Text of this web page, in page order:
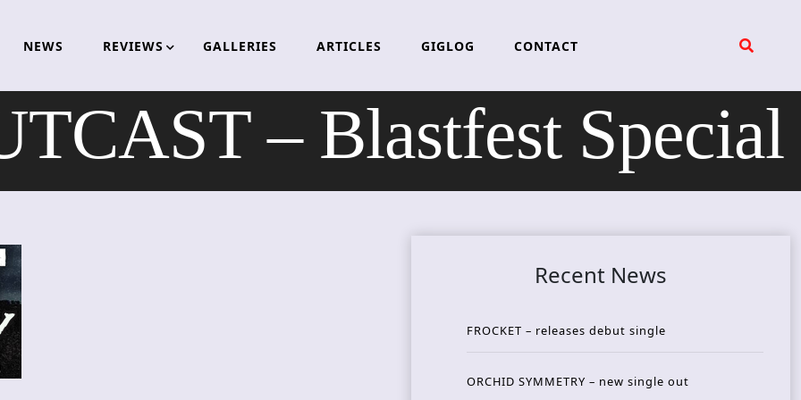
NEWS REVIEWS GALLERIES ARTICLES GIGLOG CONTACT
– Blastfest Special
Recent News
FROCKET – releases debut single
ORCHID SYMMETRY – new single out